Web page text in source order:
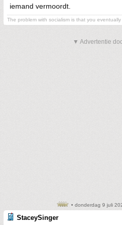
iemand vermoordt.
The problem with socialism is that you
▼ Advertentie
• donderdag 9 juli
StaceySinger